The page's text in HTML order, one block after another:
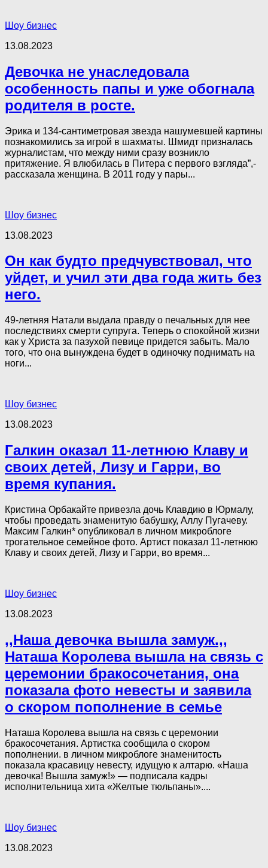
Шоу бизнес
13.08.2023
Девочка не унаследовала
особенность папы и уже обогнала
родителя в росте.
Эрика и 134-сантиметровая звезда нашумевшей картины
познакомились за игрой в шахматы. Шмидт призналась
журналистам, что между ними сразу возникло
притяжение. Я влюбилась в Питера с первого взгляда”,-
рассказала женщина. В 2011 году у пары...
Шоу бизнес
13.08.2023
Он как будто предчувствовал, что
уйдет, и учил эти два года жить без
него.
49-летняя Натали выдала правду о печальных для нее
последствиях смерти супруга. Теперь о спокойной жизни
как у Христа за пазухой певице придется забыть. Мало
того, что она вынуждена будет в одиночку поднимать на
ноги...
Шоу бизнес
13.08.2023
Галкин оказал 11-летнюю Клаву и
своих детей, Лизу и Гарри, во
время купания.
Кристина Орбакайте привезла дочь Клавдию в Юрмалу,
чтобы проведать знаменитую бабушку, Аллу Пугачеву.
Максим Галкин* опубликовал в личном микроблоге
трогательное семейное фото. Артист показал 11-летнюю
Клаву и своих детей, Лизу и Гарри, во время...
Шоу бизнес
13.08.2023
,,Наша девочка вышла замуж.,,
Наташа Королева вышла на связь с
церемонии бракосочетания, она
показала фото невесты и заявила
о скором пополнение в семье
Наташа Королева вышла на связь с церемонии
бракосочетания. Артистка сообщила о скором
пополнении. в личном микроблоге знаменитость
показала красавицу невесту, идущую к алтарю. «Наша
девочка! Вышла замуж!» — подписала кадры
исполнительница хита «Желтые тюльпаны»....
Шоу бизнес
13.08.2023